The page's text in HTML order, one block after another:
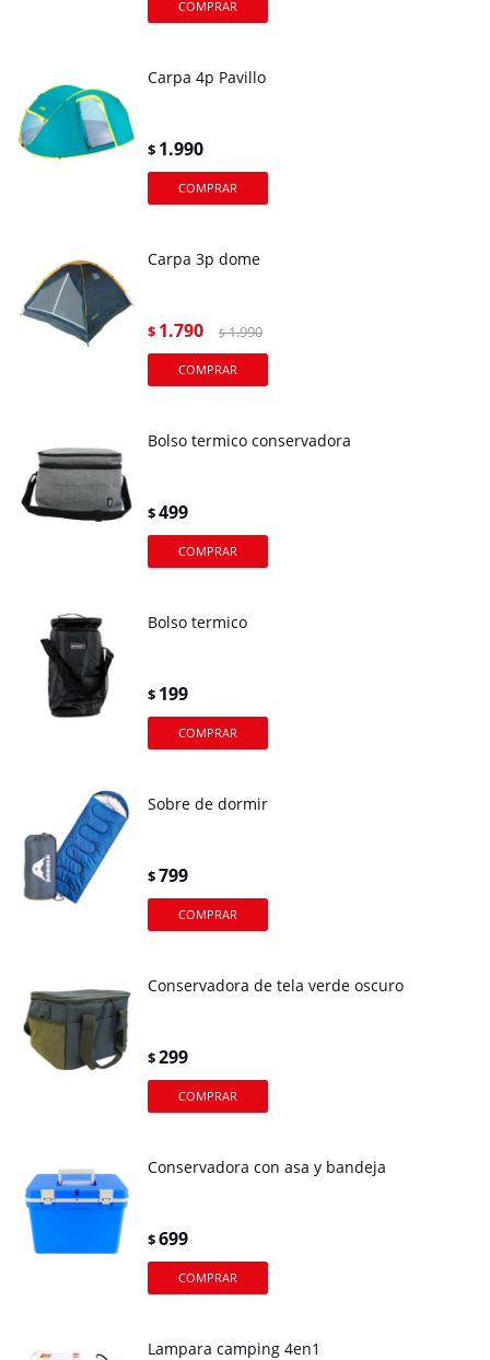
Carpa 4p Pavillo
$ 1.990
Carpa 3p dome
$ 1.790 $ 1.990
Bolso termico conservadora
$499
Bolso termico
$ 199
Sobre de dormir
$799
Conservadora de tela verde oscuro
$299
Conservadora con asa y bandeja
$699
Lampara camping 4en1